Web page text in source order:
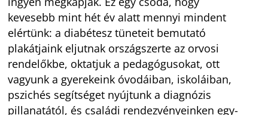
kevesebb mint hét év alatt mennyi mindent
elértünk: a diabétesz tüneteit bemutató
plakátjaink eljutnak országszerte az orvosi
rendelőkbe, oktatjuk a pedagógusokat, ott
vagyunk a gyerekeink óvodáiban, iskoláiban,
pszichés segítséget nyújtunk a diagnózis
pillanatától, és családi rendezvényeinken egy-